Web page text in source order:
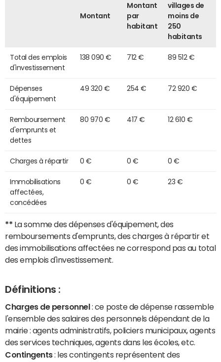
Montant
Montant
par
habitant
villages de
moins de
250
habitants
Total des emplois
d'investissement
138 090 € 712 € 89 512 €
Dépenses
d'équipement
49 320 € 254 € 72 920 €
Remboursement
d'emprunts et
dettes
80 970 € 417 € 12 610 €
Charges à répartir 0 € 0 € 0 €
Immobilisations
affectées,
concédées
0 € 0 € 23 €
** La somme des dépenses d'équipement, des
remboursements d'emprunts, des charges à répartir et
des immobilisations affectées ne correspond pas au total
des emplois d'investissement.
Définitions :
Charges de personnel : ce poste de dépense rassemble
l'ensemble des salaires des personnels dépendant de la
mairie : agents administratifs, policiers municipaux, agents
des services techniques, agents dans les écoles, etc.
Contingents: les contingents représentent des